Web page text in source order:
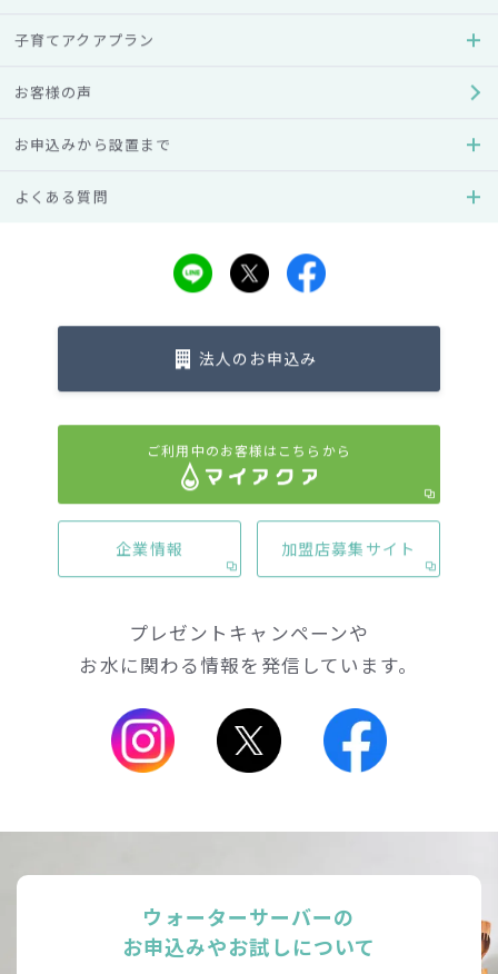
アクアクララ
公式SNS
プレゼントキャンペーンや
お水に関わる情報を発信しています。
子育てアクアプラン
お客様の声
お申込みから設置まで
よくある質問
法人のお申込み
ご利用中のお客様はこちらから
企業情報 加盟店募集サイト
ウォーターサーバーの
お申込みやお試しについて